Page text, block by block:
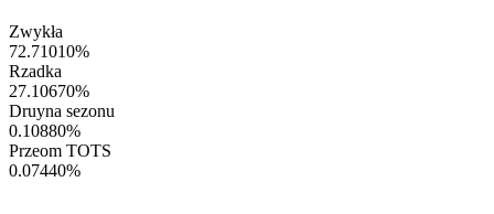
Zwykła
72.71010%
Rzadka
27.10670%
Druyna sezonu
0.10880%
Przeom TOTS
0.07440%